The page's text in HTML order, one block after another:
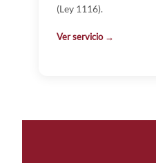
(Ley 1116).
Ver servicio →